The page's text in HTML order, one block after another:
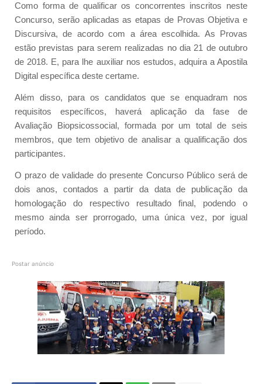
Como forma de qualificar os concorrentes inscritos neste
Concurso, serão aplicadas as etapas de Provas Objetiva e
Discursiva, de acordo com a área escolhida. As Provas
estão previstas para serem realizadas no dia 21 de outubro
de 2018. E, para lhe auxiliar nos estudos, adquira a Apostila
Digital específica deste certame.
Além disso, para os candidatos que se enquadram nos
requisitos específicos, haverá aplicação da fase de
Avaliação Biopsicossocial, formada por um total de seis
membros, que tem objetivo de analisar a qualificação dos
participantes.
O prazo de validade do presente Concurso Público será de
dois anos, contados a partir da data de publicação da
homologação do respectivo resultado final, podendo o
mesmo ainda ser prorrogado, uma única vez, por igual
período.
Postar anúncio